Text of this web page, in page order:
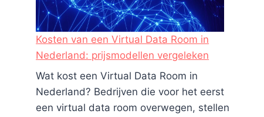
Kosten van een Virtual Data Room in
Nederland: prijsmodellen vergeleken
Wat kost een Virtual Data Room in
Nederland? Bedrijven die voor het eerst
een virtual data room overwegen, stellen